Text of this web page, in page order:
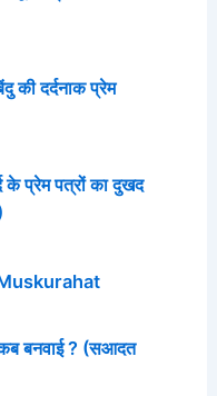
की दर्दनाक प्रेम
के प्रेम पत्रों का दुखद
बनवाई ? (सआदत